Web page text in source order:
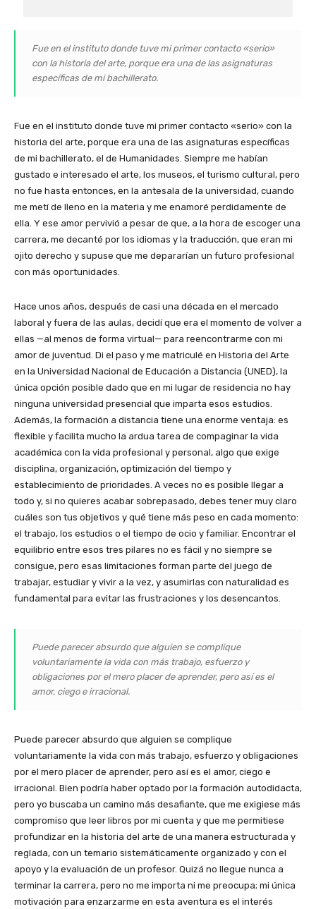
Fue en el instituto donde tuve mi primer contacto «serio»
con la historia del arte, porque era una de las asignaturas
específicas de mi bachillerato.
Fue en el instituto donde tuve mi primer contacto «serio» con la
historia del arte, porque era una de las asignaturas específicas
de mi bachillerato, el de Humanidades. Siempre me habían
gustado e interesado el arte, los museos, el turismo cultural, pero
no fue hasta entonces, en la antesala de la universidad, cuando
me metí de lleno en la materia y me enamoré perdidamente de
ella. Y ese amor pervivió a pesar de que, a la hora de escoger una
carrera, me decanté por los idiomas y la traducción, que eran mi
ojito derecho y supuse que me depararían un futuro profesional
con más oportunidades.
Hace unos años, después de casi una década en el mercado
laboral y fuera de las aulas, decidí que era el momento de volver a
ellas —al menos de forma virtual— para reencontrarme con mi
amor de juventud. Di el paso y me matriculé en Historia del Arte
en la Universidad Nacional de Educación a Distancia (UNED), la
única opción posible dado que en mi lugar de residencia no hay
ninguna universidad presencial que imparta esos estudios.
Además, la formación a distancia tiene una enorme ventaja: es
flexible y facilita mucho la ardua tarea de compaginar la vida
académica con la vida profesional y personal, algo que exige
disciplina, organización, optimización del tiempo y
establecimiento de prioridades. A veces no es posible llegar a
todo y, si no quieres acabar sobrepasado, debes tener muy claro
cuáles son tus objetivos y qué tiene más peso en cada momento:
el trabajo, los estudios o el tiempo de ocio y familiar. Encontrar el
equilibrio entre esos tres pilares no es fácil y no siempre se
consigue, pero esas limitaciones forman parte del juego de
trabajar, estudiar y vivir a la vez, y asumirlas con naturalidad es
fundamental para evitar las frustraciones y los desencantos.
Puede parecer absurdo que alguien se complique
voluntariamente la vida con más trabajo, esfuerzo y
obligaciones por el mero placer de aprender, pero así es el
amor, ciego e irracional.
Puede parecer absurdo que alguien se complique
voluntariamente la vida con más trabajo, esfuerzo y obligaciones
por el mero placer de aprender, pero así es el amor, ciego e
irracional. Bien podría haber optado por la formación autodidacta,
pero yo buscaba un camino más desafiante, que me exigiese más
compromiso que leer libros por mi cuenta y que me permitiese
profundizar en la historia del arte de una manera estructurada y
reglada, con un temario sistemáticamente organizado y con el
apoyo y la evaluación de un profesor. Quizá no llegue nunca a
terminar la carrera, pero no me importa ni me preocupa; mi única
motivación para enzarzarme en esta aventura es el interés